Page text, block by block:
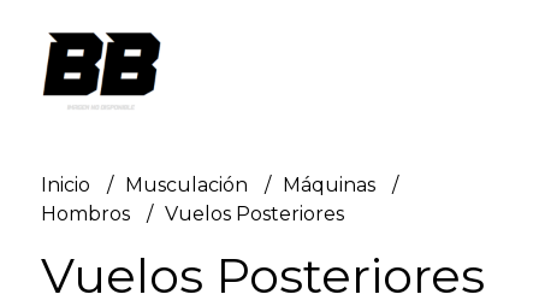
Inicio Musculación
Máquinas
Hombros
Vuelos Posteriores
Vuelos Posteriores